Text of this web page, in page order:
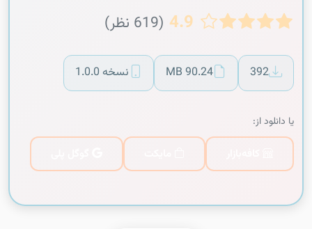
4.9 (619 نظر)
392
90.24 MB نسخه 1.0.0
یا دانلود از: